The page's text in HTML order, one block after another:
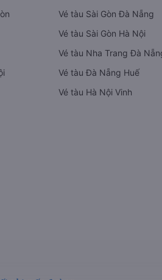
Vé tàu Sài Gòn Đà Nẵng
Vé tàu Sài Gòn Hà Nội
Vé tàu Nha Trang Đà
Vé tàu Đà Nẵng Huế
Vé tàu Hà Nội Vinh